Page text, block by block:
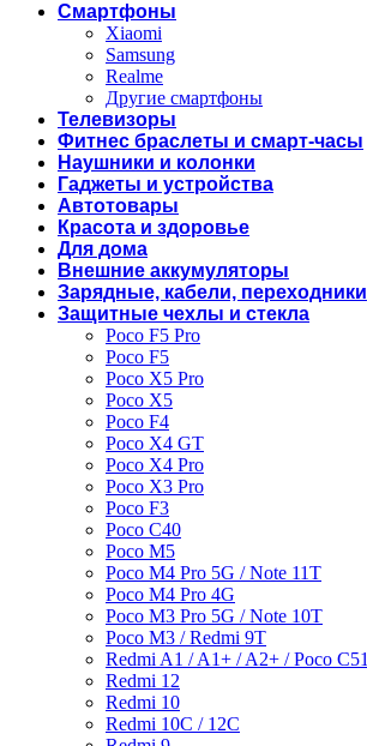
Смартфоны
Xiaomi
Samsung
Realme
Другие смартфоны
Телевизоры
Фитнес браслеты и смарт-часы
Наушники и колонки
Гаджеты и устройства
Автотовары
Красота и здоровье
Для дома
Внешние аккумуляторы
Зарядные, кабели, переходники
Защитные чехлы и стекла
Poco F5 Pro
Poco F5
Poco X5 Pro
Poco X5
Poco F4
Poco X4 GT
Poco X4 Pro
Poco X3 Pro
Poco F3
Poco C40
Poco M5
Poco M4 Pro 5G / Note 11T
Poco M4 Pro 4G
Poco M3 Pro 5G / Note 10T
Poco M3 / Redmi 9T
Redmi A1 / A1+ / A2+ / Poco C51
Redmi 12
Redmi 10
Redmi 10C / 12C